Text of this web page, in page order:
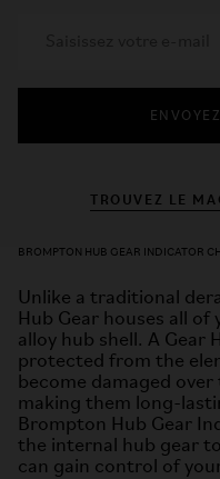
TROUVEZ LE
BROMPTON HUB GEAR INDICATOR
Unlike a traditional
Hub Gear houses all
alloy hub shell. A Gear
protected from the
become damaged
making them long-
Brompton Hub Gear
the internal hub gear
can gain control of